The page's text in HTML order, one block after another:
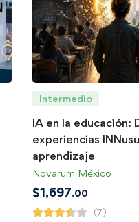
Intermedio
IA en la educación:
experiencias
aprendizaje
Novarum México
$1,697.00
(7)